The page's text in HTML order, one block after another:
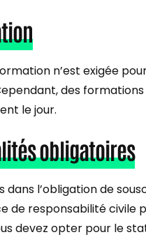
n’est exigée
des
le jour.
obligatoires
dans l’obligation de
de responsabilité civile
devez opter pour le